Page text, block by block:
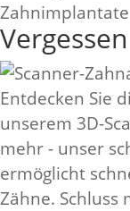
Entdecken Sie
unserem 3D-
mehr - unser
ermöglicht
Zähne. Schluss